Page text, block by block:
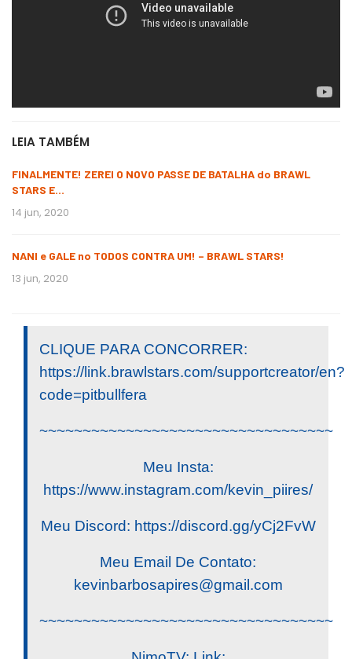
LEIA TAMBÉM
FINALMENTE! ZEREI O NOVO PASSE DE BATALHA do BRAWL
STARS E…
14 jun, 2020
NANI e GALE no TODOS CONTRA UM! – BRAWL STARS!
13 jun, 2020
CLIQUE PARA CONCORRER:
https://link.brawlstars.com/supportcreator/en?
code=pitbullfera
~~~~~~~~~~~~~~~~~~~~~~~~~~~~~~~~~~
Meu Insta:
https://www.instagram.com/kevin_piires/
Meu Discord: https://discord.gg/yCj2FvW
Meu Email De Contato:
kevinbarbosapires@gmail.com
~~~~~~~~~~~~~~~~~~~~~~~~~~~~~~~~~~